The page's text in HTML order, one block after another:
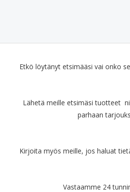
Etkö löytänyt etsimääsi vai onko
Lähetä meille etsimäsi tuotteet
parhaan
Kirjoita myös meille, jos haluat
Vastaamme 24